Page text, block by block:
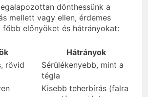
dönthessünk a
mellett vagy ellen, érdemes
főbb előnyöket és hátrányokat:
Hátrányok
rövid
Sérülékenyebb, mint a
tégla
Kisebb teherbírás (falra